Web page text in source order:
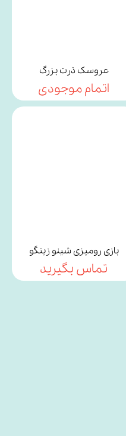
عروسک ذرت بزرگ
اتمام موجودی
بازی رومیزی شینو زینگو
تماس بگیرید